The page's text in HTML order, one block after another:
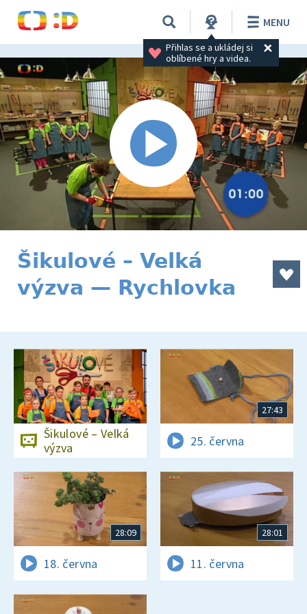
Přihlas se a ukládej si
oblíbené hry a videa.
MENU
Šikulové – Velká
výzva — Rychlovka
Šikulové – Velká
výzva
27:43
25. června
28:09
18. června
28:01
11. června